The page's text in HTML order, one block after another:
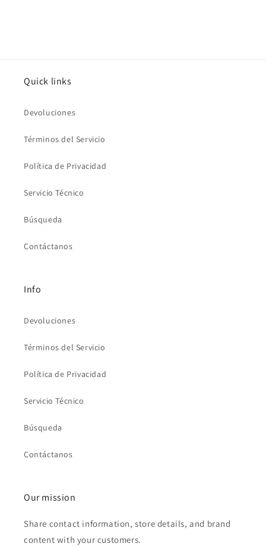
Quick links
Devoluciones
Términos del Servicio
Política de Privacidad
Servicio Técnico
Búsqueda
Contáctanos
Info
Devoluciones
Términos del Servicio
Política de Privacidad
Servicio Técnico
Búsqueda
Contáctanos
Our mission
Share contact information, store details, and brand
content with your customers.